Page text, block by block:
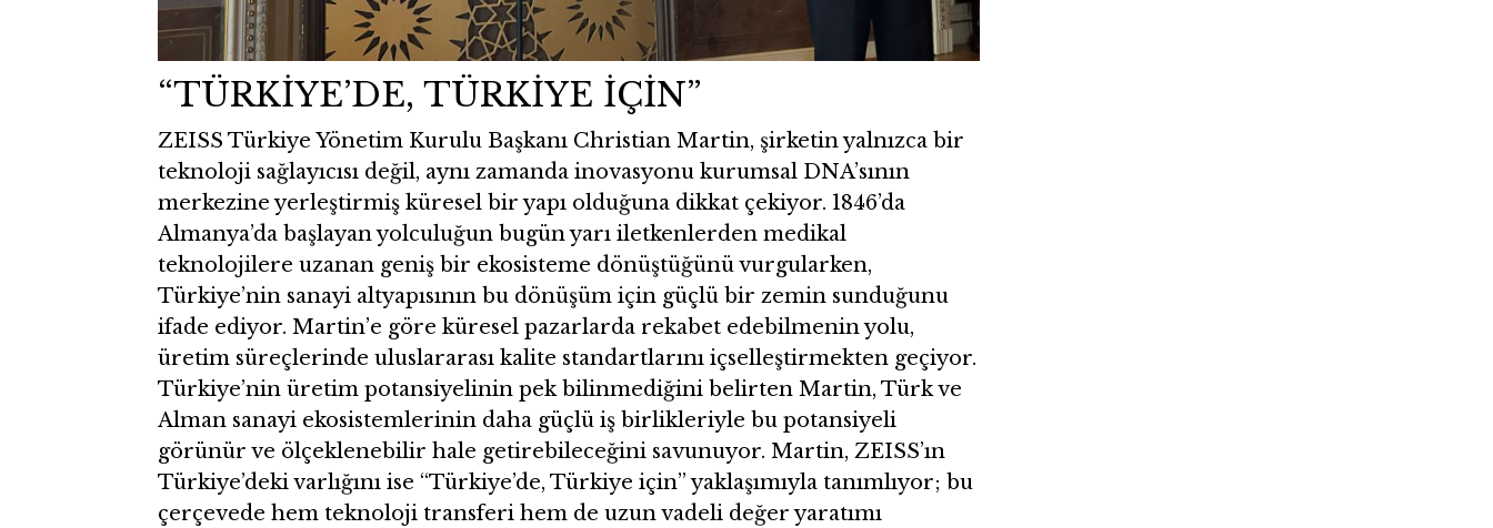
“TÜRKİYE’DE, TÜRKİYE İÇİN”
ZEISS Türkiye Yönetim Kurulu Başkanı Christian Martin, şirketin yalnızca bir
teknoloji sağlayıcısı değil, aynı zamanda inovasyonu kurumsal DNA’sının
merkezine yerleştirmiş küresel bir yapı olduğuna dikkat çekiyor. 1846’da
Almanya’da başlayan yolculuğun bugün yarı iletkenlerden medikal
teknolojilere uzanan geniş bir ekosisteme dönüştüğünü vurgularken,
Türkiye’nin sanayi altyapısının bu dönüşüm için güçlü bir zemin sunduğunu
ifade ediyor. Martin’e göre küresel pazarlarda rekabet edebilmenin yolu,
üretim süreçlerinde uluslararası kalite standartlarını içselleştirmekten geçiyor.
Türkiye’nin üretim potansiyelinin pek bilinmediğini belirten Martin, Türk ve
Alman sanayi ekosistemlerinin daha güçlü iş birlikleriyle bu potansiyeli
görünür ve ölçeklenebilir hale getirebileceğini savunuyor. Martin, ZEISS’ın
Türkiye’deki varlığını ise “Türkiye’de, Türkiye için” yaklaşımıyla tanımlıyor; bu
çerçevede hem teknoloji transferi hem de uzun vadeli değer yaratımı